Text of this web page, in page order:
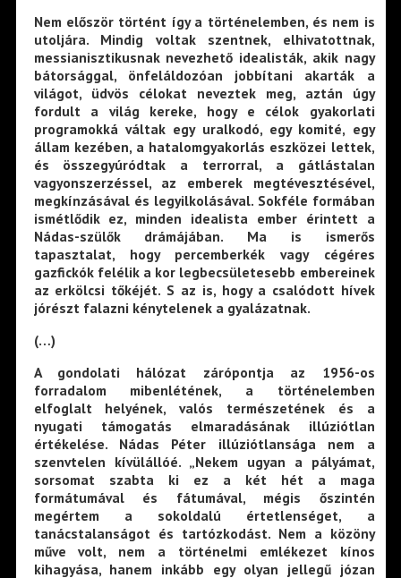
Nem először történt így a történelemben, és nem is
utoljára. Mindig voltak szentnek, elhivatottnak,
messianisztikusnak nevezhető idealisták, akik nagy
bátorsággal, önfeláldozóan jobbítani akarták a
világot, üdvös célokat neveztek meg, aztán úgy
fordult a világ kereke, hogy e célok gyakorlati
programokká váltak egy uralkodó, egy komité, egy
állam kezében, a hatalomgyakorlás eszközei lettek,
és összegyúródtak a terrorral, a gátlástalan
vagyonszerzéssel, az emberek megtévesztésével,
megkínzásával és legyilkolásával. Sokféle formában
ismétlődik ez, minden idealista ember érintett a
Nádas-szülők drámájában. Ma is ismerős
tapasztalat, hogy percemberkék vagy cégéres
gazfickók felélik a kor legbecsületesebb embereinek
az erkölcsi tőkéjét. S az is, hogy a csalódott hívek
jórészt falazni kénytelenek a gyalázatnak.
(…)
A gondolati hálózat zárópontja az 1956-os
forradalom mibenlétének, a történelemben
elfoglalt helyének, valós természetének és a
nyugati támogatás elmaradásának illúziótlan
értékelése. Nádas Péter illúziótlansága nem a
szenvtelen kívülállóé. „Nekem ugyan a pályámat,
sorsomat szabta ki ez a két hét a maga
formátumával és fátumával, mégis őszintén
megértem a sokoldalú értetlenséget, a
tanácstalanságot és tartózkodást. Nem a közöny
műve volt, nem a történelmi emlékezet kínos
kihagyása, hanem inkább egy olyan jellegű józan